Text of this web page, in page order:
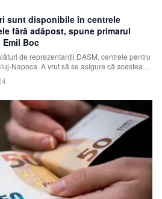
sunt disponibile în centrele
fără adăpost, spune primarul
Boc
de reprezentanții DASM, centrele pentru
Napoca. A vrut să se asigure că acestea